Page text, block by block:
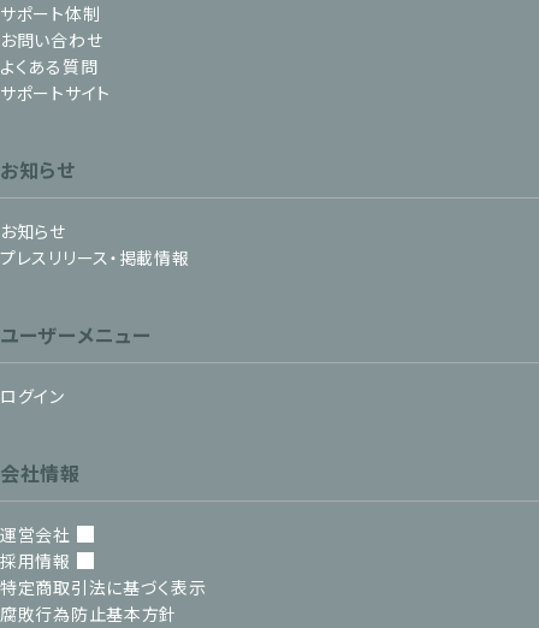
サポート体制
お問い合わせ
よくある質問
サポートサイト
お知らせ
お知らせ
プレスリリース・掲載情報
ユーザーメニュー
ログイン
会社情報
運営会社
採用情報
特定商取引法に基づく表示
腐敗行為防止基本方針